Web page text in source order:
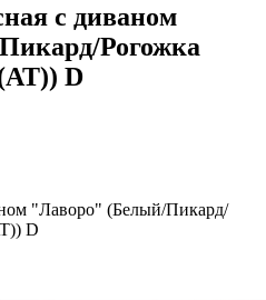
с диваном
Рогожка
D
"Лаворо" (Белый/Пикард/
D